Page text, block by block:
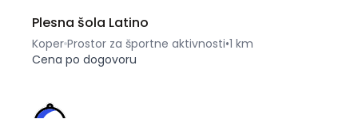
Plesna šola Latino
Koper Prostor za športne aktivnosti•1 km
Cena po dogovoru